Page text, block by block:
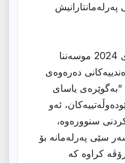
رۆژی هەینی 12ی تەممووزی 2024 موسەننا
دەرەوەی
“بەگوێرەی یاسای
ئەو
سنوورەوە،
سێی پەرلەمانە بۆ
کراوە کە